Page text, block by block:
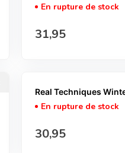
En rupture de stock
Prix normal
31,95
Real Techniques
En rupture de stock
Prix normal
30,95